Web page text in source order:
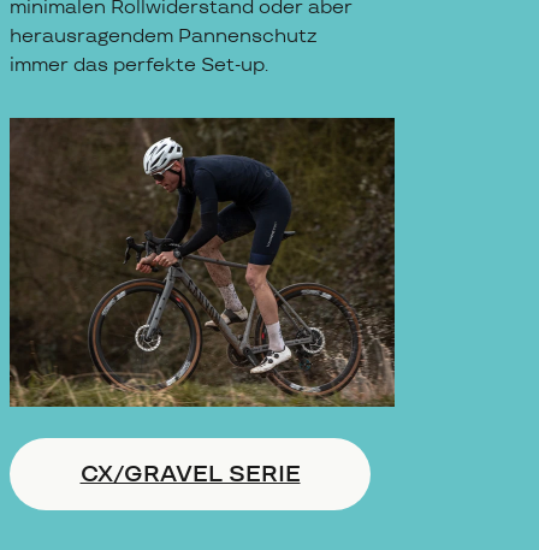
minimalen Rollwiderstand oder aber
herausragendem Pannenschutz
immer das perfekte Set-up.
CX/GRAVEL SERIE